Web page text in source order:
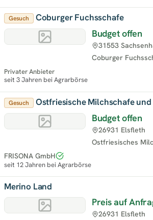
Gesuch Coburger Fuchsschafe
Budget offen
Coburger
31553
Privater Anbieter
seit 3 Jahren bei Agrarbörse
Gesuch Ostfriesische Milchschafe und
Budget offen
Ostfriesisches
26931 Elsfleth
FRISONA GmbH
seit 12 Jahren bei Agrarbörse
Merino Land
Preis auf
26931 Elsfleth